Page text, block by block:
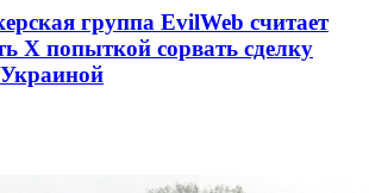
группа EvilWeb считает
Х попыткой сорвать сделку